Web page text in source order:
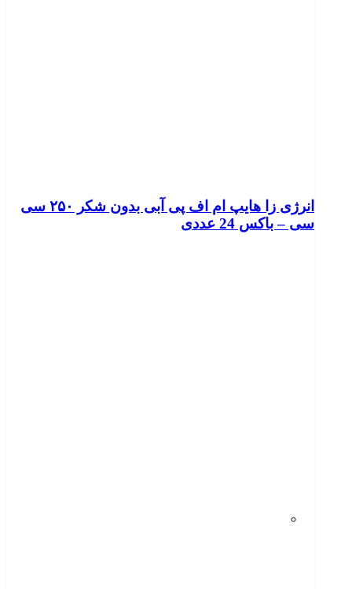
انرژی زا هایپ ام اف پی آبی بدون شکر ۲۵۰ سی
سی – باکس 24 عددی